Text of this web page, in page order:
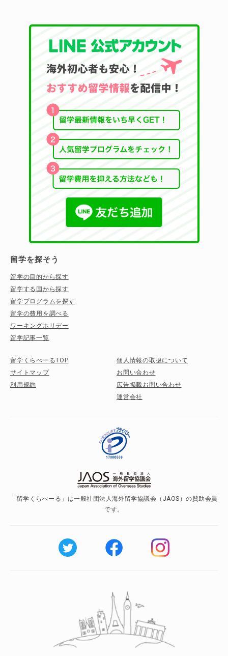
留学を探そう
留学の目的から探す
留学する国から探す
留学プログラムを探す
留学の費用を調べる
ワーキングホリデー
留学記事一覧
留学くらべーるTOP
サイトマップ
利用規約
個人情報の取扱について
お問い合わせ
広告掲載お問い合わせ
運営会社
「留学くらべーる」は一般社団法人海外留学協議会（JAOS）の賛助会員
です。